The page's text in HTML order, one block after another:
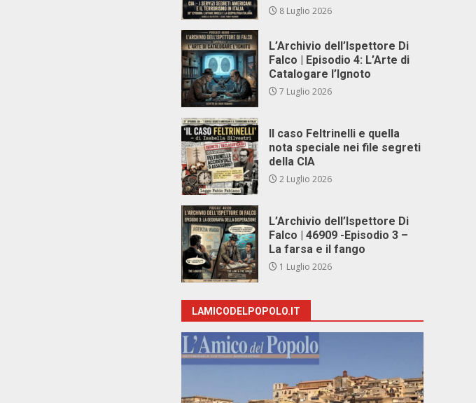
8 Luglio 2026
L’Archivio dell’Ispettore Di
Falco | Episodio 4: L’Arte di
Catalogare l’Ignoto
7 Luglio 2026
Il caso Feltrinelli e quella
nota speciale nei file segreti
della CIA
2 Luglio 2026
L’Archivio dell’Ispettore Di
Falco | 46909 -Episodio 3 –
La farsa e il fango
1 Luglio 2026
LAMICODELPOPOLO.IT